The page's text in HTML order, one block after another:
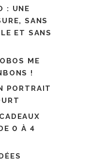
: UNE
SANS
ET SANS
ME
!
PORTRAIT
0 À 4